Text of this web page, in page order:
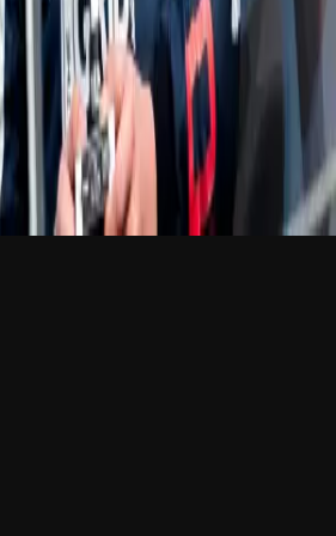
de confidentialité
TOUS DROITS RÉSERVÉS
POLITIQUE